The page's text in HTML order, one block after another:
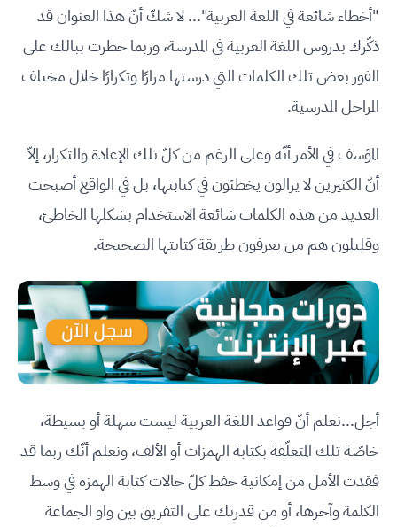
"أخطاء شائعة في اللغة العربية"... لا شكّ أنّ هذا العنوان قد
ذكّرك بدروس اللغة العربية في المدرسة، وربما خطرت ببالك على
الفور بعض تلك الكلمات التي درستها مرارًا وتكرارًا خلال مختلف
المراحل المدرسية.
المؤسف في الأمر أنّه وعلى الرغم من كلّ تلك الإعادة والتكرار، إلاّ
أنّ الكثيرين لا يزالون يخطئون في كتابتها، بل في الواقع أصبحت
العديد من هذه الكلمات شائعة الاستخدام بشكلها الخاطئ،
وقليلون هم من يعرفون طريقة كتابتها الصحيحة.
أجل...نعلم أنّ قواعد اللغة العربية ليست سهلة أو بسيطة،
خاصّة تلك المتعلّقة بكتابة الهمزات أو الألف، ونعلم أنّك ربما قد
فقدت الأمل من إمكانية حفظ كلّ حالات كتابة الهمزة في وسط
الكلمة وآخرها، أو من قدرتك على التفريق بين واو الجماعة